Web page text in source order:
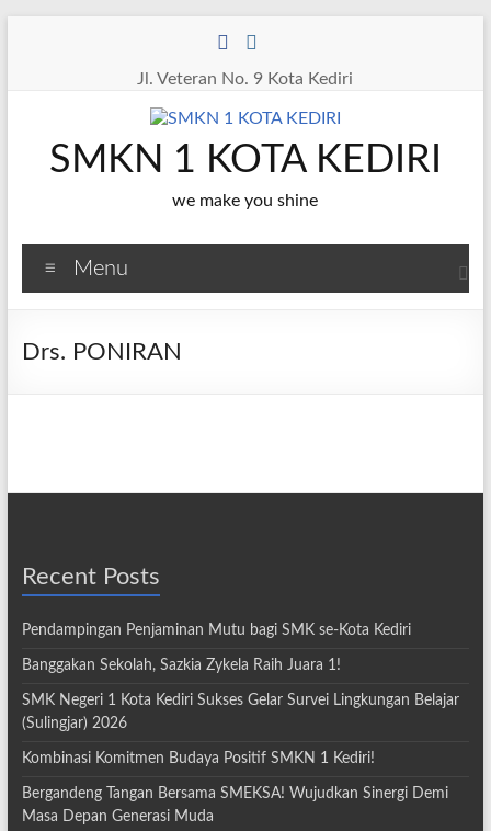
Jl. Veteran No. 9 Kota Kediri
SMKN 1 KOTA KEDIRI
we make you shine
Menu
Drs. PONIRAN
Recent Posts
Pendampingan Penjaminan Mutu bagi SMK se-Kota Kediri
Banggakan Sekolah, Sazkia Zykela Raih Juara 1!
SMK Negeri 1 Kota Kediri Sukses Gelar Survei Lingkungan Belajar
(Sulingjar) 2026
Kombinasi Komitmen Budaya Positif SMKN 1 Kediri!
Bergandeng Tangan Bersama SMEKSA! Wujudkan Sinergi Demi
Masa Depan Generasi Muda